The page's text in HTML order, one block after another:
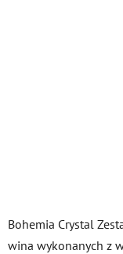
Bohemia Crystal
wina wykonanych z